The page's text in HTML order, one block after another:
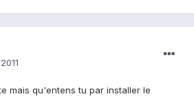
mais qu'entens tu par installer le